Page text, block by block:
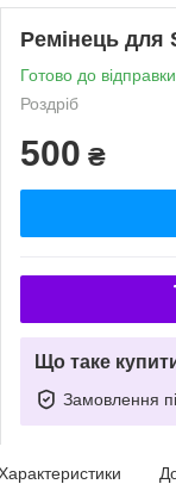
Ремінець для
Готово до відправки
Роздріб
500 ₴
Що таке
Замовлення